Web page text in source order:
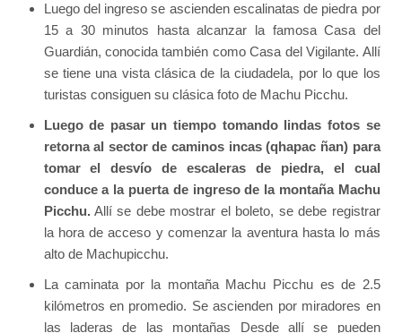
Luego del ingreso se ascienden escalinatas de piedra por
15 a 30 minutos hasta alcanzar la famosa Casa del
Guardián, conocida también como Casa del Vigilante. Allí
se tiene una vista clásica de la ciudadela, por lo que los
turistas consiguen su clásica foto de Machu Picchu.
Luego de pasar un tiempo tomando lindas fotos se
retorna al sector de caminos incas (qhapac ñan) para
tomar el desvío de escaleras de piedra, el cual
conduce a la puerta de ingreso de la montaña Machu
Picchu.Allí se debe mostrar el boleto, se debe registrar
la hora de acceso y comenzar la aventura hasta lo más
alto de Machupicchu.
La caminata por la montaña Machu Picchu es de 2.5
kilómetros en promedio. Se ascienden por miradores en
las laderas de las montañas Desde allí se pueden